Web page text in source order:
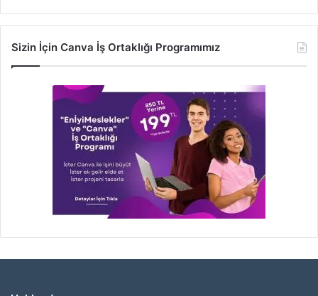
Sizin İçin Canva İş Ortaklığı Programımız